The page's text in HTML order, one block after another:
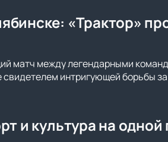
«Трактор»
матч между легендарными
интригующей борьбы
и культура на